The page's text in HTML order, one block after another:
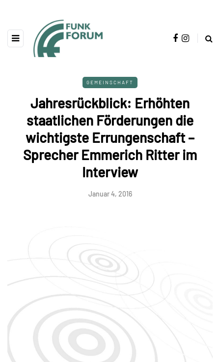
GEMEINSCHAFT
Jahresrückblick: Erhöhten
staatlichen Förderungen die
wichtigste Errungenschaft –
Sprecher Emmerich Ritter im
Interview
Januar 4, 2016